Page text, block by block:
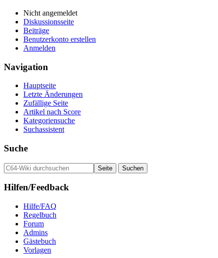
Nicht angemeldet
Diskussionsseite
Beiträge
Benutzerkonto erstellen
Anmelden
Navigation
Hauptseite
Letzte Änderungen
Zufällige Seite
Artikel nach Score
Kategoriensuche
Suchassistent
Suche
Hilfen/Feedback
Hilfe/FAQ
Regelbuch
Forum
Admins
Gästebuch
Vorlagen